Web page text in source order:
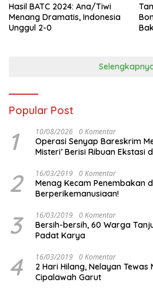
Hasil BATC 2024: Ana/Tiwi
Menang Dramatis, Indonesia
Unggul 2-0
Popular Post
1 10/08/2026 0 Komentar
Operasi Senyap Bareskrim
Misteri’ Berisi Ribuan Ekstasi
2 16/03/2019 0 Komentar
Menag Kecam Penembakan
Berperikemanusiaan!
3 16/03/2019 0 Komentar
Bersih-bersih, 60 Warga
Padat Karya
4 16/03/2019 0 Komentar
2 Hari Hilang, Nelayan
Cipalawah Garut